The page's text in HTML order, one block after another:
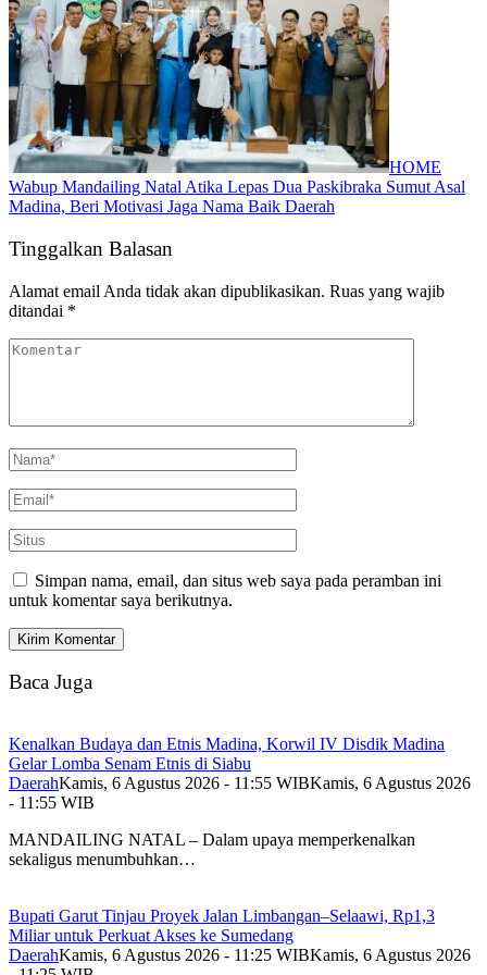
HOME
Wabup Mandailing Natal Atika Lepas Dua Paskibraka Sumut Asal
Madina, Beri Motivasi Jaga Nama Baik Daerah
Tinggalkan Balasan
Alamat email Anda tidak akan dipublikasikan. Ruas yang wajib
ditandai *
Simpan nama, email, dan situs web saya pada peramban ini
untuk komentar saya berikutnya.
Baca Juga
Kenalkan Budaya dan Etnis Madina, Korwil IV Disdik Madina
Gelar Lomba Senam Etnis di Siabu
DaerahKamis, 6 Agustus 2026 - 11:55 WIBKamis, 6 Agustus 2026
- 11:55 WIB
MANDAILING NATAL – Dalam upaya memperkenalkan
sekaligus menumbuhkan…
Bupati Garut Tinjau Proyek Jalan Limbangan–Selaawi, Rp1,3
Miliar untuk Perkuat Akses ke Sumedang
DaerahKamis, 6 Agustus 2026 - 11:25 WIBKamis, 6 Agustus 2026